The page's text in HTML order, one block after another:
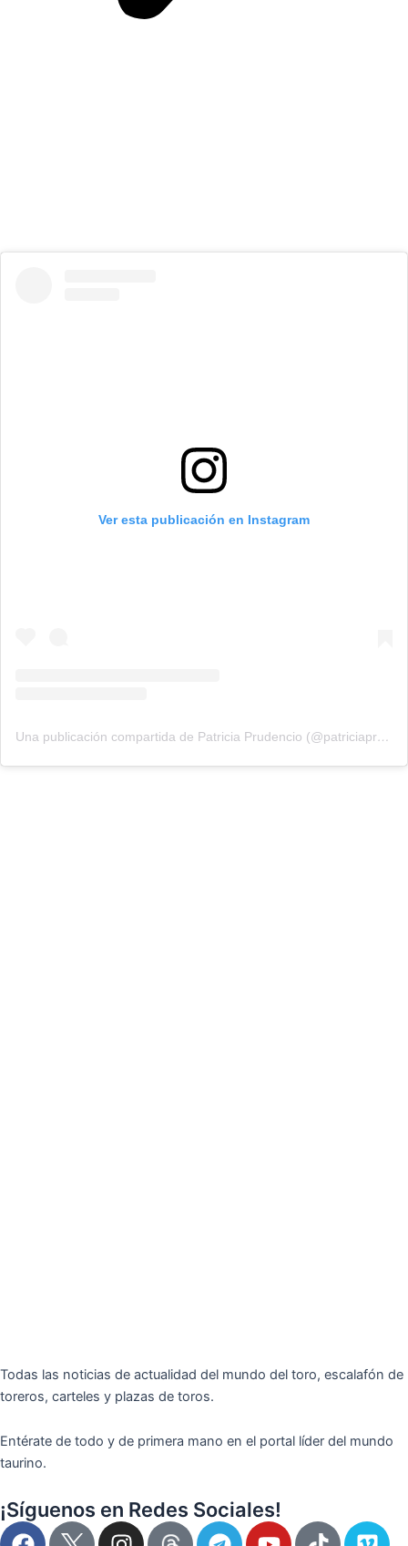
Ver esta publicación en Instagram
Una publicación compartida de Patricia Prudencio (@patriciaprudencio98)
Todas las noticias de actualidad del mundo del toro, escalafón de
toreros, carteles y plazas de toros.
Entérate de todo y de primera mano en el portal líder del mundo
taurino.
¡Síguenos en Redes Sociales!
F
I
T
Y
T
V